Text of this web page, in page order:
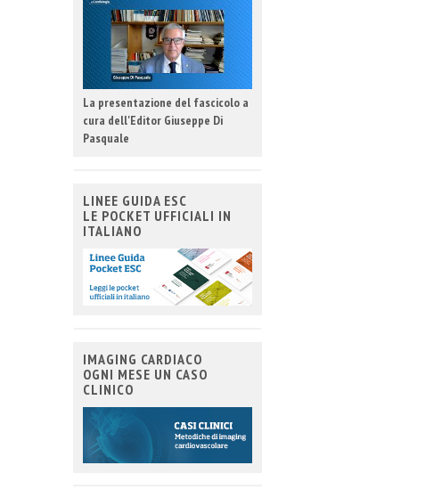
La presentazione del fascicolo a
cura dell'Editor Giuseppe Di
Pasquale
LINEE GUIDA ESC
LE POCKET UFFICIALI IN
ITALIANO
IMAGING CARDIACO
OGNI MESE UN CASO
CLINICO